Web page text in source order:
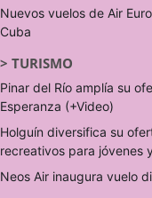
Nuevos vuelos de Air
Cuba
> TURISMO
Pinar del Río amplía su
Esperanza (+Video)
Holguín diversifica su
recreativos para jóvenes
Neos Air inaugura vuelo